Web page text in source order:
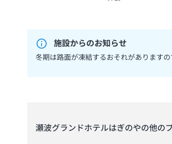
施設からのお知らせ
冬期は路面が凍結するおそれがあります
瀬波グランドホテルはぎのやの他の